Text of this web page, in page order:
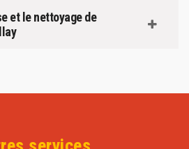
et le nettoyage de